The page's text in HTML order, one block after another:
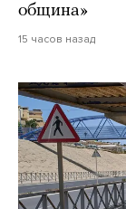
община»
15 часов назад